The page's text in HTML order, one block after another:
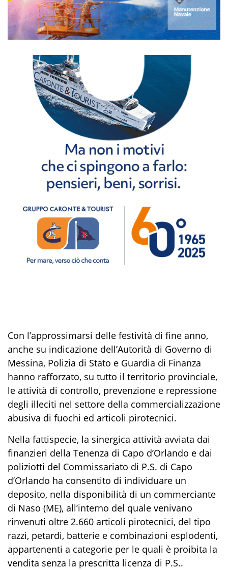
Con l’approssimarsi delle festività di fine anno,
anche su indicazione dell’Autorità di Governo di
Messina, Polizia di Stato e Guardia di Finanza
hanno rafforzato, su tutto il territorio provinciale,
le attività di controllo, prevenzione e repressione
degli illeciti nel settore della commercializzazione
abusiva di fuochi ed articoli pirotecnici.
Nella fattispecie, la sinergica attività avviata dai
finanzieri della Tenenza di Capo d’Orlando e dai
poliziotti del Commissariato di P.S. di Capo
d’Orlando ha consentito di individuare un
deposito, nella disponibilità di un commerciante
di Naso (ME), all’interno del quale venivano
rinvenuti oltre 2.660 articoli pirotecnici, del tipo
razzi, petardi, batterie e combinazioni esplodenti,
appartenenti a categorie per le quali è proibita la
vendita senza la prescritta licenza di P.S..